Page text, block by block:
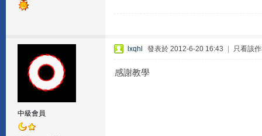
中級會員
lxqhl 發表於 2012-6-20 16:43 只看該
感謝教學